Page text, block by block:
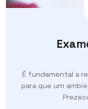
É fundamental a
para que um